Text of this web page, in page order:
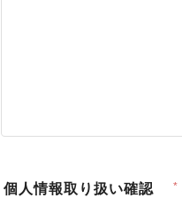
個人情報取り扱い確認